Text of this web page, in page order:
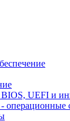
UEFI и
операционные